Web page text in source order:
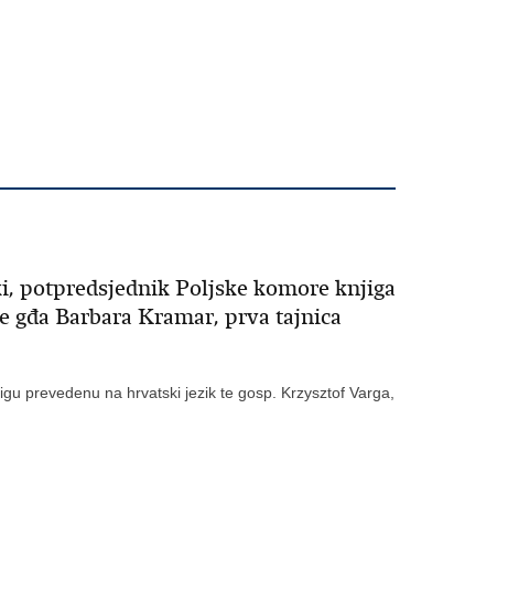
potpredsjednik Poljske komore knjiga
Barbara Kramar, prva tajnica
prevedenu na hrvatski jezik te gosp. Krzysztof Varga,